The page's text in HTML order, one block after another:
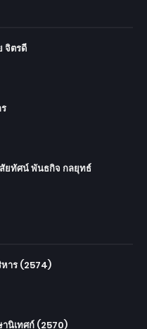
จิตรดี
ยทัศน์ พันธกิจ กลยุทธ์
าร (2574)
นิเทศก์ (2570)